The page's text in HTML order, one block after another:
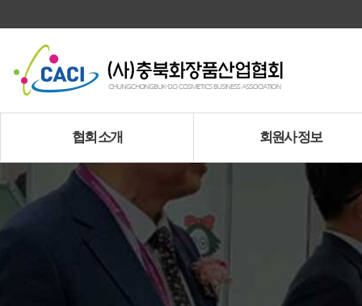
협회 소개
인사말
설립목적 및 비전
연혁
조직도
회원사 정보
가입안내
회원사 정보